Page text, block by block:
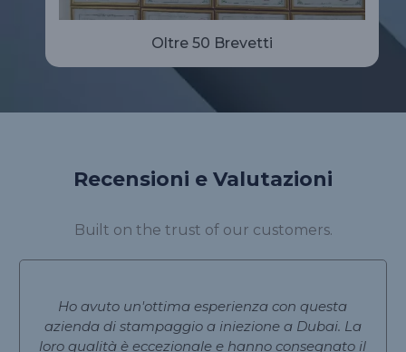
Oltre 50 Brevetti
Recensioni e Valutazioni
Built on the trust of our customers.
Ho avuto un'ottima esperienza con questa
azienda di stampaggio a iniezione a Dubai. La
loro qualità è eccezionale e hanno consegnato il